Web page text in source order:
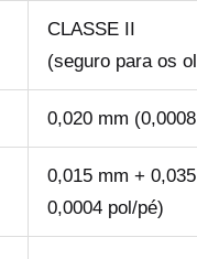
CLASSE II
(seguro para os
0,020 mm
0,015 mm +
0,0004 pol/pé)